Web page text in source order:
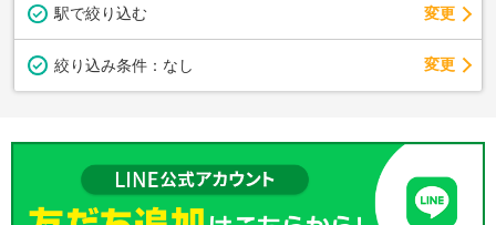
駅で絞り込む 変更
絞り込み条件： なし 変更